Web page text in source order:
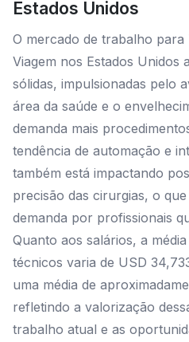
Estados Unidos
O mercado de trabalho para
Viagem nos Estados Unidos
sólidas, impulsionadas pelo
área da saúde e o
demanda mais
tendência de automação e
também está impactando
precisão das cirurgias, o
demanda por profissionais
Quanto aos salários, a
técnicos varia de USD
uma média de
refletindo a valorização
trabalho atual e as